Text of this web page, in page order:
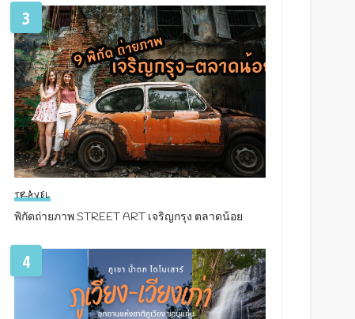
3
TRAVEL
พิกัดถ่ายภาพ STREET ART เจริญกรุง ตลาดน้อย
4